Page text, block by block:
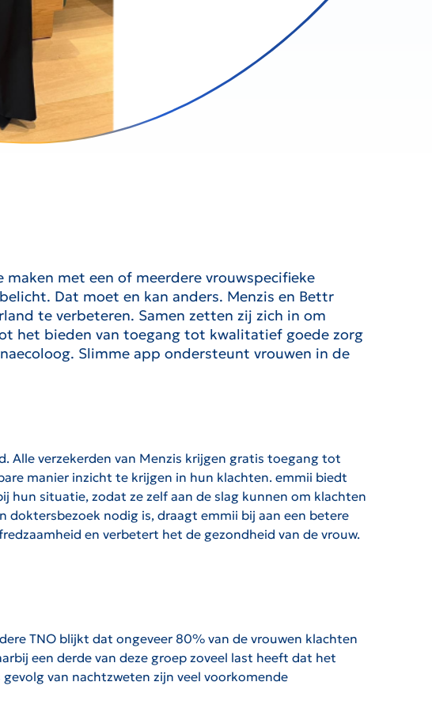
met een of meerdere vrouwspecifieke
Dat moet en kan anders. Menzis en Bettr
te verbeteren. Samen zetten zij zich in om
het bieden van toegang tot kwalitatief goede zorg
Slimme app ondersteunt vrouwen in de
Alle verzekerden van Menzis krijgen gratis toegang tot
manier inzicht te krijgen in hun klachten. emmii biedt
hun situatie, zodat ze zelf aan de slag kunnen om klachten
doktersbezoek nodig is, draagt emmii bij aan een betere
en verbetert het de gezondheid van de vrouw.
TNO blijkt dat ongeveer 80% van de vrouwen klachten
een derde van deze groep zoveel last heeft dat het
van nachtzweten zijn veel voorkomende